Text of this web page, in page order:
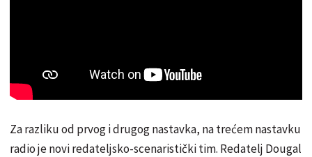
Za razliku od prvog i drugog nastavka, na trećem nastavku
radio je novi redateljsko-scenaristički tim. Redatelj Dougal